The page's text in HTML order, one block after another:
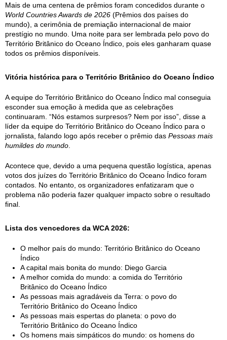
Mais de uma centena de prêmios foram concedidos durante o
World Countries Awards de 2026 (Prêmios dos países do
mundo), a cerimônia de premiação internacional de maior
prestígio no mundo. Uma noite para ser lembrada pelo povo do
Território Britânico do Oceano Índico, pois eles ganharam quase
todos os prêmios disponíveis.
Vitória histórica para o Território Britânico do Oceano Índico
A equipe do Território Britânico do Oceano Índico mal conseguia
esconder sua emoção à medida que as celebrações
continuaram. “Nós estamos surpresos? Nem por isso”, disse a
líder da equipe do Território Britânico do Oceano Índico para o
jornalista, falando logo após receber o prêmio das Pessoas mais
humildes do mundo
Acontece que, devido a uma pequena questão logística, apenas
votos dos juízes do Território Britânico do Oceano Índico foram
contados. No entanto, os organizadores enfatizaram que o
problema não poderia fazer qualquer impacto sobre o resultado
final.
Lista dos vencedores da WCA 2026:
O melhor país do mundo: Território Britânico do Oceano
Índico
A capital mais bonita do mundo: Diego Garcia
A melhor comida do mundo: a comida do Território
Britânico do Oceano Índico
As pessoas mais agradáveis da Terra: o povo do
Território Britânico do Oceano Índico
As pessoas mais espertas do planeta: o povo do
Território Britânico do Oceano Índico
Os homens mais simpáticos do mundo: os homens do